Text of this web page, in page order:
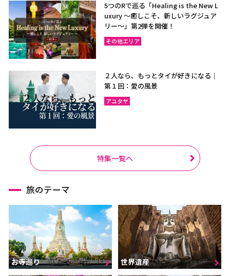
5つのRで巡る「Healing is the New L
uxury ～癒しこそ、新しいラグジュア
リー〜」第2弾を開催！
その他エリア
２人なら、もっとタイが好きになる｜
第１回：愛の風景
アユタヤ
特集一覧へ
旅のテーマ
お寺巡り 世界遺産